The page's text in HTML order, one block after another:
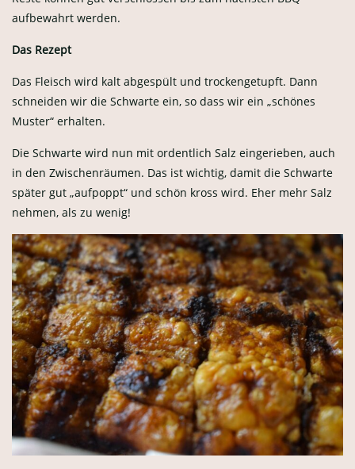
aufbewahrt werden.
Das Rezept
Das Fleisch wird kalt abgespült und trockengetupft. Dann
schneiden wir die Schwarte ein, so dass wir ein „schönes
Muster“ erhalten.
Die Schwarte wird nun mit ordentlich Salz eingerieben, auch
in den Zwischenräumen. Das ist wichtig, damit die Schwarte
später gut „aufpoppt“ und schön kross wird. Eher mehr Salz
nehmen, als zu wenig!